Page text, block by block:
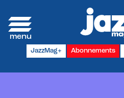
JazzMag+ Abonnements